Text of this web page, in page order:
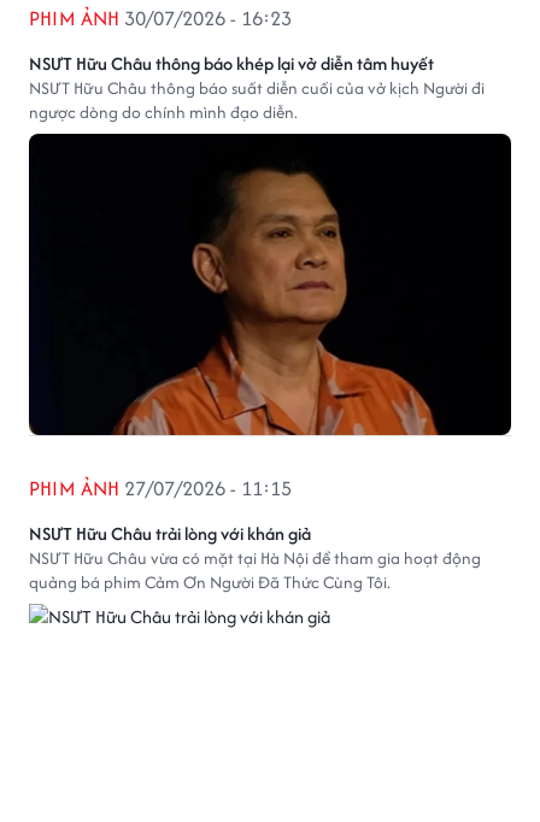
NSƯT Hữu Châu thông báo khép lại vở diễn tâm huyết
PHIM ẢNH 30/07/2026 - 16:23
NSƯT Hữu Châu thông báo suất diễn cuối của vở kịch Người đi
ngược dòng do chính mình đạo diễn.
NSƯT Hữu Châu trải lòng với khán giả
PHIM ẢNH 27/07/2026 - 11:15
NSƯT Hữu Châu vừa có mặt tại Hà Nội để tham gia hoạt động
quảng bá phim Cảm Ơn Người Đã Thức Cùng Tôi.